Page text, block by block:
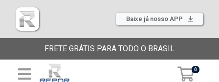
Baixe já nosso APP
FRETE GRÁTIS PARA TODO O BRASIL
0